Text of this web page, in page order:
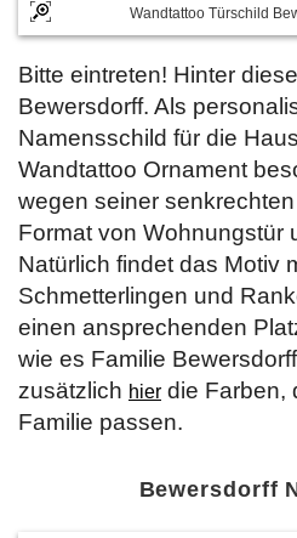
Wandtattoo Türschild
Bitte eintreten! Hinter
Bewersdorff. Als
Namensschild für die
Wandtattoo Ornament
wegen seiner
Format von Wohnungstür
Natürlich findet das Motiv
Schmetterlingen und
einen ansprechenden
wie es Familie
zusätzlich hier die Farben,
Familie passen.
Bewersdorff